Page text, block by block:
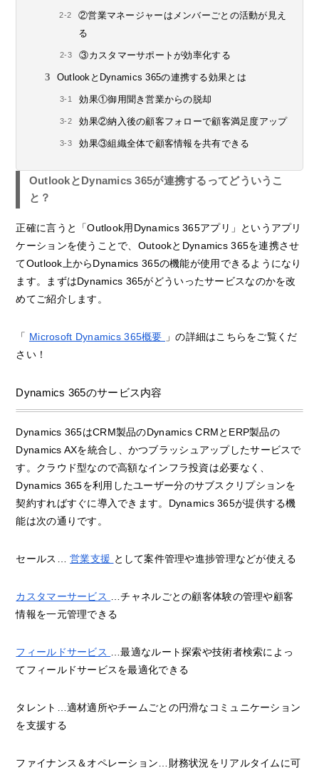
②営業マネージャーはメンバーごとの活動が見え
る
③カスタマーサポートが効率化する
OutlookとDynamics 365の連携する効果とは
効果①御用聞き営業からの脱却
効果②納入後の顧客フォローで顧客満足度アップ
効果③組織全体で顧客情報を共有できる
OutlookとDynamics 365が連携するってどういうこ
と？
正確に言うと「Outlook用Dynamics 365アプリ」というアプリ
ケーションを使うことで、OutookとDynamics 365を連携させ
てOutlook上からDynamics 365の機能が使用できるようになり
ます。まずはDynamics 365がどういったサービスなのかを改
めてご紹介します。
「 Microsoft Dynamics 365概要
」の詳細はこちらをご覧くだ
さい！
Dynamics 365のサービス内容
Dynamics 365はCRM製品のDynamics CRMとERP製品の
Dynamics AXを統合し、かつブラッシュアップしたサービスで
す。クラウド型なので高額なインフラ投資は必要なく、
Dynamics 365を利用したユーザー分のサブスクリプションを
契約すればすぐに導入できます。Dynamics 365が提供する機
能は次の通りです。
セールス…営業支援 として案件管理や進捗管理などが使える
カスタマーサービス …チャネルごとの顧客体験の管理や顧客
情報を一元管理できる
フィールドサービス …最適なルート探索や技術者検索によっ
てフィールドサービスを最適化できる
タレント…適材適所やチームごとの円滑なコミュニケーション
を支援する
ファイナンス＆オペレーション…財務状況をリアルタイムに可